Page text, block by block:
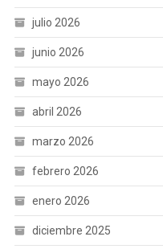
julio 2026
junio 2026
mayo 2026
abril 2026
marzo 2026
febrero 2026
enero 2026
diciembre 2025